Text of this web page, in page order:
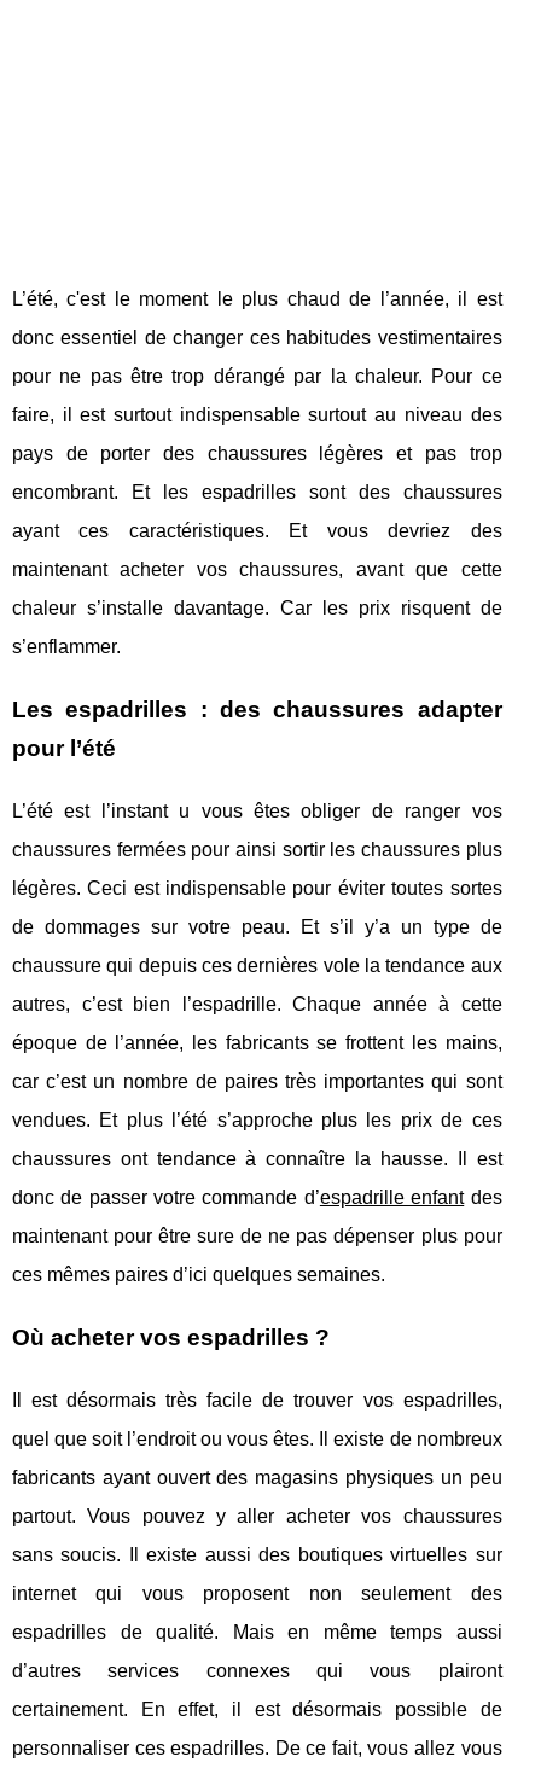
L’été, c'est le moment le plus chaud de l’année, il est
donc essentiel de changer ces habitudes vestimentaires
pour ne pas être trop dérangé par la chaleur. Pour ce
faire, il est surtout indispensable surtout au niveau des
pays de porter des chaussures légères et pas trop
encombrant. Et les espadrilles sont des chaussures
ayant ces caractéristiques. Et vous devriez des
maintenant acheter vos chaussures, avant que cette
chaleur s’installe davantage. Car les prix risquent de
s’enflammer.
Les espadrilles : des chaussures adapter
pour l’été
L’été est l’instant u vous êtes obliger de ranger vos
chaussures fermées pour ainsi sortir les chaussures plus
légères. Ceci est indispensable pour éviter toutes sortes
de dommages sur votre peau. Et s’il y’a un type de
chaussure qui depuis ces dernières vole la tendance aux
autres, c’est bien l’espadrille. Chaque année à cette
époque de l’année, les fabricants se frottent les mains,
car c’est un nombre de paires très importantes qui sont
vendues. Et plus l’été s’approche plus les prix de ces
chaussures ont tendance à connaître la hausse. Il est
donc de passer votre commande d’espadrille enfantdes
maintenant pour être sure de ne pas dépenser plus pour
ces mêmes paires d’ici quelques semaines.
Où acheter vos espadrilles ?
Il est désormais très facile de trouver vos espadrilles,
quel que soit l’endroit ou vous êtes. Il existe de nombreux
fabricants ayant ouvert des magasins physiques un peu
partout. Vous pouvez y aller acheter vos chaussures
sans soucis. Il existe aussi des boutiques virtuelles sur
internet qui vous proposent non seulement des
espadrilles de qualité. Mais en même temps aussi
d’autres services connexes qui vous plairont
certainement. En effet, il est désormais possible de
personnaliser ces espadrilles. De ce fait, vous allez vous